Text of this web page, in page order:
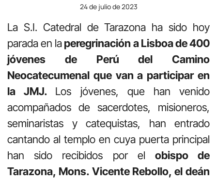
24 de julio de 2023
La S.I. Catedral de Tarazona ha sido hoy
parada en laperegrinación a Lisboa de 400
jóvenes de Perú del Camino
Neocatecumenal que van a participar en
la JMJ. Los jóvenes, que han venido
acompañados de sacerdotes, misioneros,
seminaristas y catequistas, han entrado
cantando al templo en cuya puerta principal
han sido recibidos por el obispo de
Tarazona, Mons. Vicente Rebollo, el deán